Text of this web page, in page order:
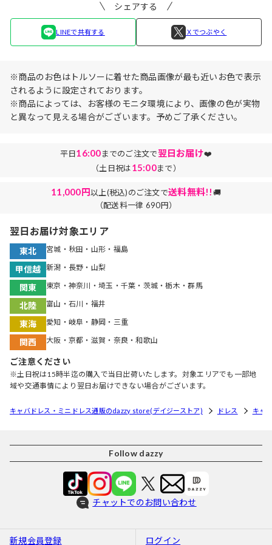
シェアする
LINEで共有する Ｘでつぶやく
※商品のお色はトルソーに着せた商品画像が最も近いお色で表示
されるように設定されております。
※商品によっては、お客様のモニタ環境により、画像の色が実物
と異なって見える場合がございます。予めご了承ください。
平日16:00までのご注文で翌日お届け❤️
（土日祝は15:00まで）
11,000円以上(税込)のご注文で送料無料!!🚚
（配送料一律 690円）
翌日お届け対象エリア
東北 宮城・秋田・山形・福島
甲信越 新潟・長野・山梨
関東 東京・神奈川・埼玉・千葉・茨城・栃木・群馬
北陸 富山・石川・福井
東海 愛知・岐阜・静岡・三重
関西 大阪・京都・滋賀・奈良・和歌山
ご注意ください
※土日祝は15時半迄の購入で当日出荷いたします。対象エリアでも一部地
域や交通事情により翌日お届けできない場合がございます。
キャバドレス・ミニドレス通販のdazzy store(デイジーストア) ドレス キャ
Follow dazzy
チャットでのお問い合わせ
新規会員登録 ログイン